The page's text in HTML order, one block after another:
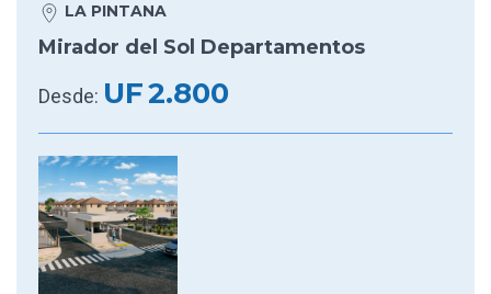
LA PINTANA
Mirador del Sol Departamentos
Desde: UF2.800